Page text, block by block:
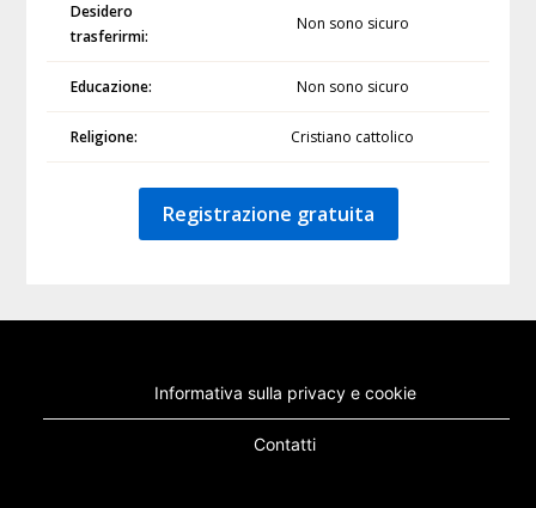
Desidero
trasferirmi:
Non sono sicuro
Educazione: Non sono sicuro
Religione: Cristiano cattolico
Registrazione gratuita
Informativa sulla privacy e cookie
Contatti